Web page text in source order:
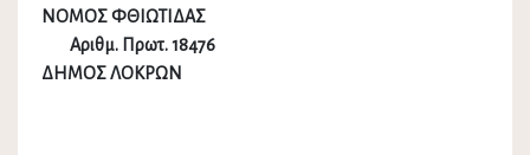
ΝΟΜΟΣ ΦΘΙΩΤΙΔΑΣ
Αριθμ. Πρωτ. 18476
ΔΗΜΟΣ ΛΟΚΡΩΝ